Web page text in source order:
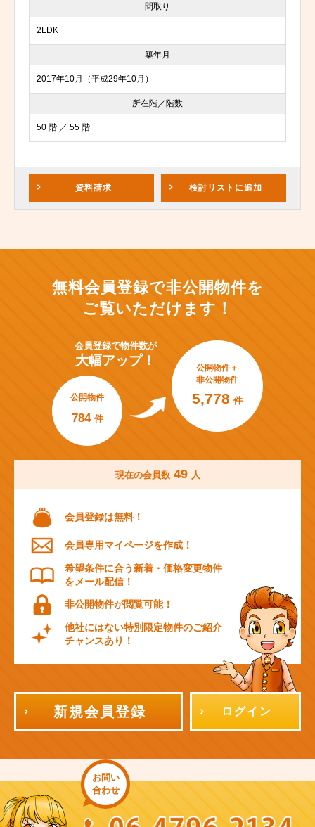
間取り
2LDK
築年月
2017年10月（平成29年10月）
所在階／階数
50 階 ／ 55 階
資料請求 検討リスト に追加
無料会員登録で非公開物件を
ご覧いただけます！
会員登録で物件数が
大幅アップ！
公開物件
784 件
公開物件＋
非公開物件
5,778 件
現在の会員数 49 人
会員登録は無料！
会員専用マイページを作成！
希望条件に合う新着・価格変更物件
をメール配信！
非公開物件が閲覧可能！
他社にはない特別限定物件のご紹介
チャンスあり！
新規会員登録 ログイン
お問い
合わせ